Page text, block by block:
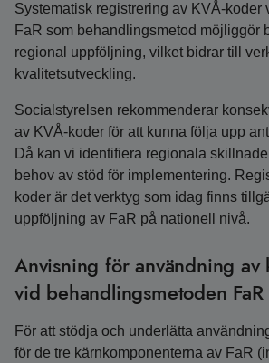
Systematisk registrering av KVÅ-koder
FaR som behandlingsmetod möjliggör
regional uppföljning, vilket bidrar till
kvalitetsutveckling.
Socialstyrelsen rekommenderar
av KVÅ-koder för att kunna följa upp
Då kan vi identifiera regionala
behov av stöd för implementering.
koder är det verktyg som idag finns
uppföljning av FaR på nationell nivå.
Anvisning för användning
vid behandlingsmetoden FaR
För att stödja och underlätta
för de tre kärnkomponenterna av FaR